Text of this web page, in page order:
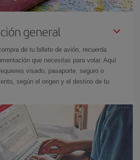
general
de tu billete de avión, recuerda
que necesitas para volar. Aquí
visado, pasaporte, seguro o
según el origen y el destino de tu